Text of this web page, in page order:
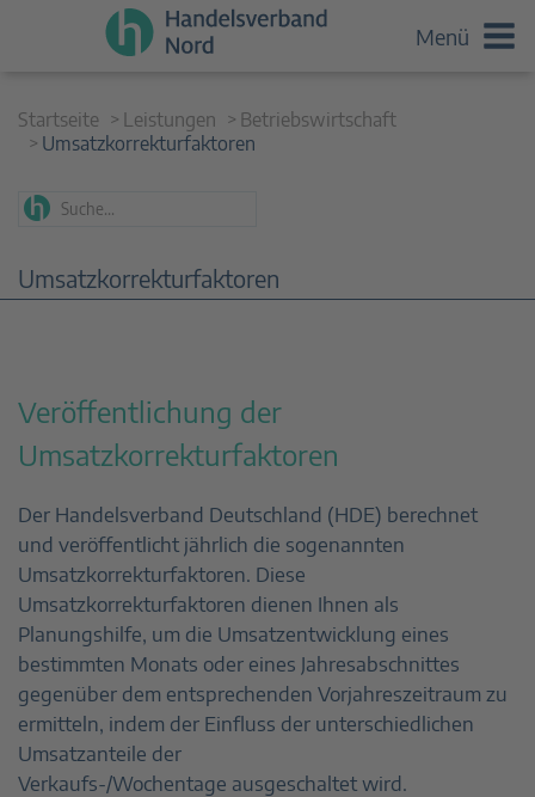
Menü
Startseite Leistungen
Betriebswirtschaft
Umsatzkorrekturfaktoren
Umsatzkorrekturfaktoren
Veröffentlichung der
Umsatzkorrekturfaktoren
Der Handelsverband Deutschland (HDE) berechnet
und veröffentlicht jährlich die sogenannten
Umsatzkorrekturfaktoren. Diese
Umsatzkorrekturfaktoren dienen Ihnen als
Planungshilfe, um die Umsatzentwicklung eines
bestimmten Monats oder eines Jahresabschnittes
gegenüber dem entsprechenden Vorjahreszeitraum zu
ermitteln, indem der Einfluss der unterschiedlichen
Umsatzanteile der
Verkaufs-/Wochentage ausgeschaltet wird.